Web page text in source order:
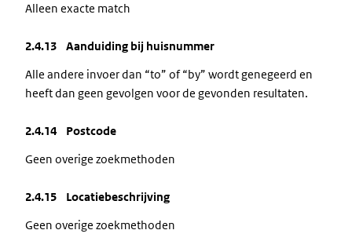
Alleen exacte match
2.4.13 Aanduiding bij huisnummer
Alle andere invoer dan “to” of “by” wordt genegeerd en
heeft dan geen gevolgen voor de gevonden resultaten.
2.4.14 Postcode
Geen overige zoekmethoden
2.4.15 Locatiebeschrijving
Geen overige zoekmethoden